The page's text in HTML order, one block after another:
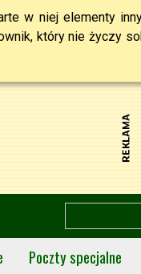
w niej elementy
który nie życzy
Poczty specjalne